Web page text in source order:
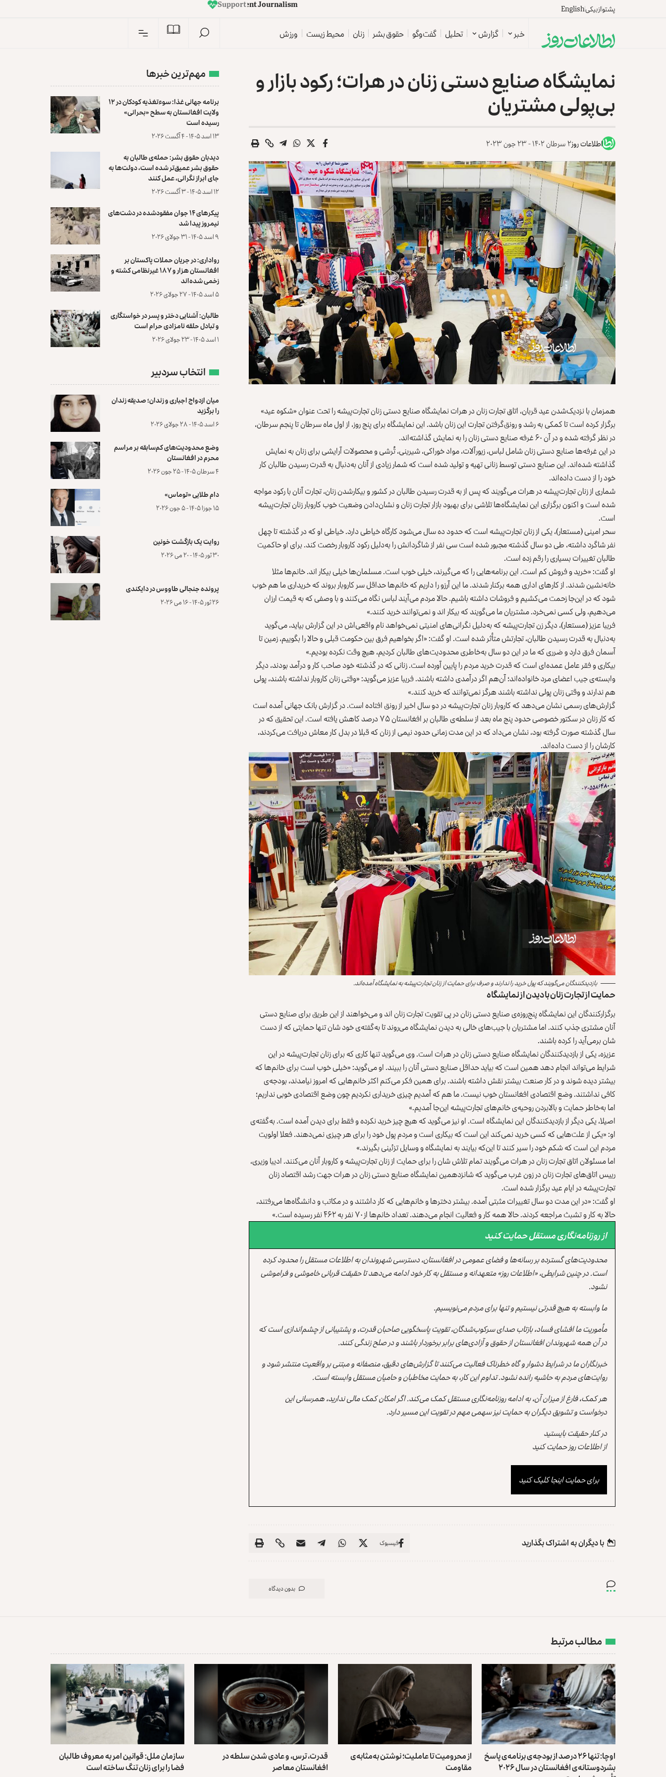
پشتوازبیکیEnglish
m
s
i
l
a
n
r
u
o
J
t
n
e
d
n
e
p
e
d
n
I Support
خبر گزارش تحلیل گفت‌وگو حقوق بشر زنان محیط زیست ورزش
نمایشگاه صنایع دستی زنان در هرات؛ رکود بازار و
بی‌پولی مشتریان
اطلاعات روز۲ سرطان ۱۴۰۲ - ۲۳ جون ۲۰۲۳
همزمان با نزدیک‌شدن عید قربان، اتاق تجارت زنان در هرات نمایشگاه صنایع دستی زنان تجارت‌پیشه را تحت عنوان «شکوه عید»
برگزار کرده است تا کمکی به رشد و رونق‌گرفتن تجارت این زنان باشد. این نمایشگاه برای پنج روز، از اول ماه سرطان تا پنجم سرطان،
در نظر گرفته شده و در آن ۶۰ غرفه‌ صنایع دستی زنان را به نمایش گذاشته‌اند.
در این غرفه‌ها صنایع دستی زنان شامل لباس، زیورآلات، مواد خوراکی، شیرینی، تُرشی و محصولات ‌آرایشی برای زنان به نمایش
گذاشته شده‌اند. این صنایع دستی توسط زنانی تهیه و تولید شده است که شمار زیادی از آنان به‌دنبال به قدرت رسیدن طالبان کار
خود را از دست داده‌اند.
شماری از زنان تجارت‌پیشه در هرات می‌گویند که پس از به قدرت رسیدن طالبان در کشور و بیکارشدن زنان، تجارت آنان با رکود مواجه
شده است و اکنون برگزاری این نمایشگاه‌ها تلاشی برای بهبود بازار تجارت زنان و نشان‌دادن وضعیت خوب کاروبار زنان تجارت‌پیشه
است.
سحر امینی (مستعار)، یکی از زنان تجارت‌پیشه است که حدود ده سال می‌شود کارگاه خیاطی دارد. خیاطی او که در گذشته تا چهل
نفر شاگرد داشته، طی دو سال گذشته مجبور شده است سی نفر از شاگردانش را به‌دلیل رکود کاروبار رخصت کند. برای او حاکمیت
طالبان تغییرات بسیاری را رقم زده است.
او گفت: «خرید‌ و‌ فروش کم است. این برنامه‌هایی را که می‌گیرند، خیلی خوب است. مسلمان‌ها خیلی بیکار اند. خانم‌ها مثلا
خانه‌نشین شدند. از کارهای اداری همه برکنار شدند. ما این آرزو را ‌داریم که خانم‌ها حداقل سر ‌کارو‌بار بروند که خریداری ما هم خوب
شود که در این‌جا زحمت می‌کشیم و فروشات داشته باشیم. حالا مردم می‌آیند لباس نگاه می‌کنند و با وصفی که به قیمت ارزان
می‌دهیم، ولی کسی نمی‌خرد. مشتریان ما می‌گویند که بیکار اند و ‌نمی‌توانند‌ خرید کنند.»
فریبا عزیز (مستعار)، دیگر زن تجارت‌پیشه که به‌دلیل نگرانی‌های امنیتی نمی‌خواهد نام واقعی‌اش در این گزارش بیاید، می‌گوید
به‌دنبال به قدرت رسیدن طالبان، تجارتش متأثر شده است. او گفت: «اگر بخواهیم فرق بین حکومت قبلی و حالا را بگوییم، زمین تا
آسمان فرق دارد و ضرری که ما در این دو سال به‌خاطری محدودیت‌های طالبان کردیم، هیچ وقت نکرده بودیم.»
بیکاری و فقر عامل عمده‌ای است که قدرت خرید مردم را پایین آورده است. زنانی که در گذشته خود صاحب کار و درآمد بودند، دیگر
وابسته‌ی جیب اعضای مرد خانواده‌اند؛ آن‌هم اگر درآمدی داشته باشند. فریبا عزیز می‌گوید: «وقتی زنان کاروبار نداشته باشند، پولی
هم ندارند و وقتی زنان پولی نداشته باشند هرگز نمی‌توانند که خرید کنند.»
گزارش‌های رسمی نشان می‌دهد که کاروبار زنان تجارت‌پیشه در دو سال اخیر از رونق افتاده است. در گزارش بانک جهانی آمده است
که کار زنان در سکتور خصوصی حدود پنج ماه بعد از سلطه‌ی طالبان بر افغانستان ۷۵ درصد کاهش یافته است. این تحقیق که در
سال گذشته صورت گرفته بود، نشان می‌داد که در این مدت زمانی حدود نیمی از زنان که قبلا در بدل کار معاش دریافت می‌کردند،
کارشان را از دست داده‌اند.
بازدیدکنندگان می‌گویند که پول خرید را ندارند و صرف برای حمایت از زنان تجارت‌پیشه به نمایشگاه آمده‌اند.
حمایت از تجارت زنان با دیدن از نمایشگاه
برگزارکنندگان این نمایشگاه پنج‌روزه‌ی صنایع دستی زنان در پی تقویت تجارت زنان اند و می‌خواهند از این طریق برای صنایع دستی
آنان مشتری جذب کنند. اما مشتریان با جیب‌های خالی به دیدن نمایشگاه می‌روند تا به‌گفته‌ی خود شان تنها حمایتی که از دست
شان برمی‌آید را کرده باشند.
عزیزه، یکی از بازدیدکنندگان نمایشگاه صنایع دستی زنان در هرات است. وی می‌گوید تنها کاری که برای زنان تجارت‌پیشه در این
شرایط می‌تواند انجام دهد همین است که بیاید حداقل صنایع دستی آنان را ببیند. او می‌گوید: «خیلی خوب است برای خانم‌ها که
بیشتر دیده شوند و در کار صنعت بیشتر نقش داشته باشند. برای همین فکر می‌کنم اکثر خانم‌هایی که امروز نیامدند، بودجه‌ی
کافی نداشتند. وضع اقتصادی افغانستان خوب نیست. ما هم که آمدیم‌ چیزی خریداری نکردیم چون وضع اقتصادی خوبی نداریم؛
اما به‌خاطر حمایت و بالابردن روحیه‌ی خانم‌های تجارت‌پیشه این‌جا آمدیم.»
اصیلا، یکی دیگر از بازدیدکنندگان این نمایشگاه است. او نیز می‌گوید که هیچ چیز خرید نکرده و فقط برای دیدن آمده است. به‌گفته‌ی
او: «یکی از علت‌هایی که کسی خرید نمی‌کند این است که بیکاری است و مردم پول خود را برای هر چیزی نمی‌دهند. فعلا اولویت
مردم این است که شکم خود را سیر کنند تا این‌که بیایند به نمایشگاه و وسایل تزئینی بگیرند.»
اما مسئولان اتاق تجارت زنان در هرات می‌گویند تمام تلاش شان را برای حمایت از زنان تجارت‌پیشه و کاروبار آنان می‌کنند. ادیبا وزیری،
رییس اتاق‌های تجارت زنان در زون غرب می‌گوید که شانزدهمین نمایشگاه صنایع دستی زنان در هرات جهت رشد اقتصاد زنان
تجارت‌پیشه در ایام عید برگزار شده است.
او گفت: «در این مدت دو سال تغییرات مثبتی آمده. بیشتر دخترها و خانم‌هایی که کار داشتند و در مکاتب‌ و دانشگاه‌ها می‌رفتند،
حالا به کار و تشبث مراجعه کردند. حالا همه کار و فعالیت انجام می‌دهند. تعداد خانم‌ها از ۷۰ نفر به ۴۶۲ نفر رسیده است.»
از روزنامه‌نگاری مستقل حمایت کنید
محدودیت‌های گسترده بر رسانه‌ها و فضای عمومی در افغانستان، دسترسی شهروندان به اطلاعات مستقل را محدود کرده
است. در چنین شرایطی، «اطلاعات روز» متعهدانه و مستقل به کار خود ادامه می‌دهد تا حقیقت قربانی خاموشی و فراموشی
نشود.
ما وابسته به هیچ قدرتی نیستیم و تنها برای مردم می‌نویسیم.
مأموریت ما افشای فساد، بازتاب صدای سرکوب‌شدگان، تقویت پاسخگویی صاحبان قدرت، و پشتیبانی از چشم‌اندازی است که
در آن همه شهروندان افغانستان از حقوق و آزادی‌های برابر برخوردار باشند و در صلح زندگی کنند.
خبرنگاران ما در شرایط دشوار و گاه خطرناک فعالیت می‌کنند تا گزارش‌های دقیق، منصفانه و مبتنی بر واقعیت منتشر شود و
روایت‌های مردم به حاشیه رانده نشود. تداوم این کار، به حمایت مخاطبان و حامیان مستقل وابسته است.
هر کمک، فارغ از میزان آن، به ادامه روزنامه‌نگاری مستقل کمک می‌کند. اگر امکان کمک مالی ندارید، همرسانی این
درخواست و تشویق دیگران به حمایت نیز سهمی مهم در تقویت این مسیر دارد.
در کنار حقیقت بایستید
از اطلاعات روز حمایت کنید
برای حمایت اینجا کلیک کنید
با دیگران به‌‌ اشتراک بگذارید فیسبوک
بدون دیدگاه
مهم‌ترین خبرها
برنامه جهانی غذا: سوءتغذیه کودکان در ۱۲
ولایت افغانستان به سطح «بحرانی»
رسیده است
۱۳ اسد ۱۴۰۵ - ۴ آگست ۲۰۲۶
دیدبان حقوق بشر: حمله‌ی طالبان به
حقوق بشر عمیق‌تر شده است، دولت‌ها به
جای ابراز نگرانی، عمل کنند
۱۲ اسد ۱۴۰۵ - ۳ آگست ۲۰۲۶
پیکرهای ۱۴ جوان مفقودشده در دشت‌های
نیمروز پیدا شد
۹ اسد ۱۴۰۵ - ۳۱ جولای ۲۰۲۶
رواداری: در جریان حملات پاکستان بر
افغانستان هزار و ۱۸۷ غیرنظامی کشته و
زخمی شده‌اند
۵ اسد ۱۴۰۵ - ۲۷ جولای ۲۰۲۶
طالبان: آشنایی دختر و پسر در خواستگاری
و تبادل حلقه نامزادی حرام است
۱ اسد ۱۴۰۵ - ۲۳ جولای ۲۰۲۶
انتخاب سردبیر
میان ازدواج اجباری و زندان؛ صدیقه زندان
را برگزید
۶ اسد ۱۴۰۵ - ۲۸ جولای ۲۰۲۶
وضع محدودیت‌های کم‌سابقه بر مراسم
محرم در افغانستان
۴ سرطان ۱۴۰۵ - ۲۵ جون ۲۰۲۶
دام طلایی «توماس»
۱۵ جوزا ۱۴۰۵ - ۵ جون ۲۰۲۶
روایت یک بازگشت خونین
۳۰ ثور ۱۴۰۵ - ۲۰ می ۲۰۲۶
پرونده‌ جنجالی طاووس در دایکندی
۲۶ ثور ۱۴۰۵ - ۱۶ می ۲۰۲۶
مطالب مرتبط
اوچا: تنها ۲۶ درصد از بودجه‌ی برنامه‌ی پاسخ
بشردوستانه‌ی افغانستان در سال ۲۰۲۶
از محرومیت تا عاملیت؛ نوشتن به‌مثابه‌ی
مقاومت
قدرت، ترس، و عادی ‌شدن سلطه در
افغانستان معاصر
سازمان ملل: قوانین امر به معروف طالبان
فضا را برای زنان تنگ ساخته است